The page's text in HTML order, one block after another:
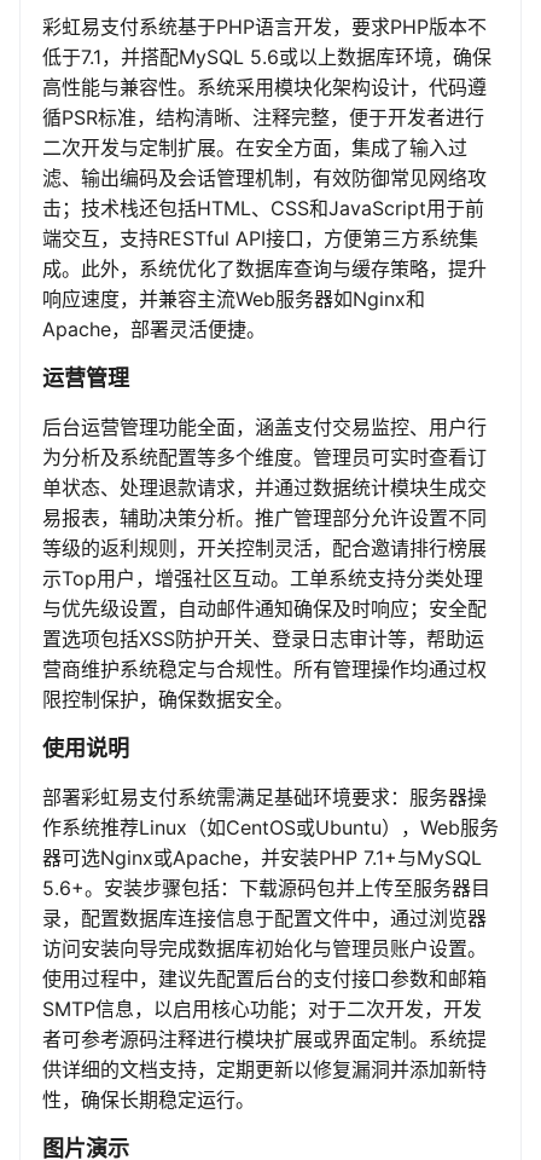
彩虹易支付系统基于PHP语言开发，要求PHP版本不
低于7.1，并搭配MySQL 5.6或以上数据库环境，确保
高性能与兼容性。系统采用模块化架构设计，代码遵
循PSR标准，结构清晰、注释完整，便于开发者进行
二次开发与定制扩展。在安全方面，集成了输入过
滤、输出编码及会话管理机制，有效防御常见网络攻
击；技术栈还包括HTML、CSS和JavaScript用于前
端交互，支持RESTful API接口，方便第三方系统集
成。此外，系统优化了数据库查询与缓存策略，提升
响应速度，并兼容主流Web服务器如Nginx和
Apache，部署灵活便捷。
运营管理
后台运营管理功能全面，涵盖支付交易监控、用户行
为分析及系统配置等多个维度。管理员可实时查看订
单状态、处理退款请求，并通过数据统计模块生成交
易报表，辅助决策分析。推广管理部分允许设置不同
等级的返利规则，开关控制灵活，配合邀请排行榜展
示Top用户，增强社区互动。工单系统支持分类处理
与优先级设置，自动邮件通知确保及时响应；安全配
置选项包括XSS防护开关、登录日志审计等，帮助运
营商维护系统稳定与合规性。所有管理操作均通过权
限控制保护，确保数据安全。
使用说明
部署彩虹易支付系统需满足基础环境要求：服务器操
作系统推荐Linux（如CentOS或Ubuntu），Web服务
器可选Nginx或Apache，并安装PHP 7.1+与MySQL
5.6+。安装步骤包括：下载源码包并上传至服务器目
录，配置数据库连接信息于配置文件中，通过浏览器
访问安装向导完成数据库初始化与管理员账户设置。
使用过程中，建议先配置后台的支付接口参数和邮箱
SMTP信息，以启用核心功能；对于二次开发，开发
者可参考源码注释进行模块扩展或界面定制。系统提
供详细的文档支持，定期更新以修复漏洞并添加新特
性，确保长期稳定运行。
图片演示